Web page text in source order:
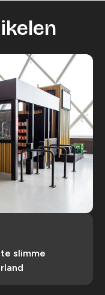
slimme